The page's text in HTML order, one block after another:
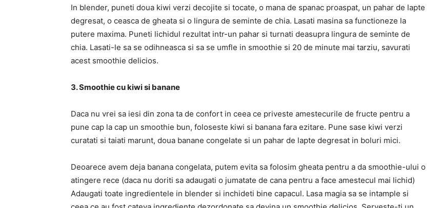
In blender, puneti doua kiwi verzi decojite si tocate, o mana de spanac proaspat, un pahar de lapte
degresat, o ceasca de gheata si o lingura de seminte de chia. Lasati masina sa functioneze la
putere maxima. Puneti lichidul rezultat intr-un pahar si turnati deasupra lingura de seminte de
chia. Lasati-le sa se odihneasca si sa se umfle in smoothie si 20 de minute mai tarziu, savurati
acest smoothie delicios.
3. Smoothie cu kiwi si banane
Daca nu vrei sa iesi din zona ta de confort in ceea ce priveste amestecurile de fructe pentru a
pune cap la cap un smoothie bun, foloseste kiwi si banana fara ezitare. Pune sase kiwi verzi
curatati si taiati marunt, doua banane congelate si un pahar de lapte degresat in boluri mici.
Deoarece avem deja banana congelata, putem evita sa folosim gheata pentru a da smoothie-ului o
atingere rece (daca nu doriti sa adaugati o jumatate de cana pentru a face amestecul mai lichid)
Adaugati toate ingredientele in blender si inchideti bine capacul. Lasa magia sa se intample si